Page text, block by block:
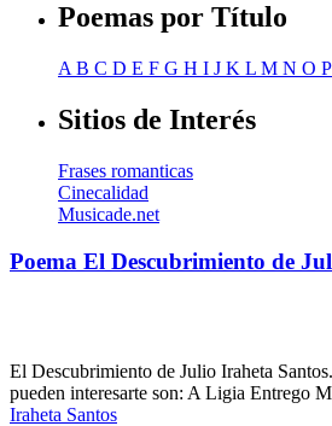
Poemas por Título
A B C D E F G H I J K L M N O P
Sitios de Interés
Frases romanticas
Cinecalidad
Musicade.net
Poema El Descubrimiento de
El Descubrimiento de Julio Iraheta
pueden interesarte son: A Ligia Entrego
Iraheta Santos